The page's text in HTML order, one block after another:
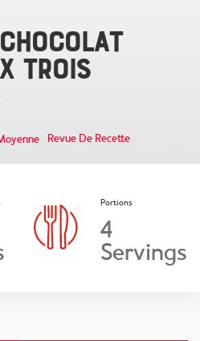
TROIS
Revue De Recette
Portions
4
Servings